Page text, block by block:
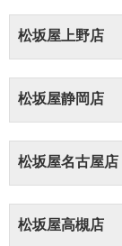
松坂屋上野店
松坂屋静岡店
松坂屋名古屋店
松坂屋高槻店